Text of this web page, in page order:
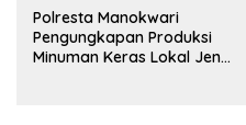
Polresta Manokwari
Pengungkapan Produksi
Minuman Keras Lokal Jenis